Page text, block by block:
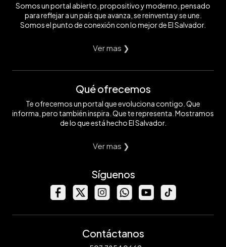
Somos un portal abierto, propositivo y moderno, pensado
para reflejar a un país que avanza, se reinventa y se une.
Somos el punto de conexión con lo mejor de El Salvador.
Ver mas ❯
Qué ofrecemos
Te ofrecemos un portal que evoluciona contigo. Que
informa, pero también inspira. Que te representa. Mostramos
de lo que está hecho El Salvador.
Ver mas ❯
Síguenos
Contáctanos